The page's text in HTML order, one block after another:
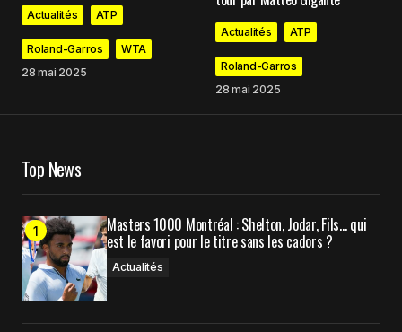
Comment*
Enregistrer mon nom, mon e-mail et mon site
dans le navigateur pour mon prochain
commentaire.
Actualités ATP
Roland-Garros
WTA
28 mai 2025
Actualités ATP
Roland-Garros
28 mai 2025
Top News
Masters 1000 Montréal : Shelton, Jodar, Fils… qui
est le favori pour le titre sans les cadors ?
Actualités